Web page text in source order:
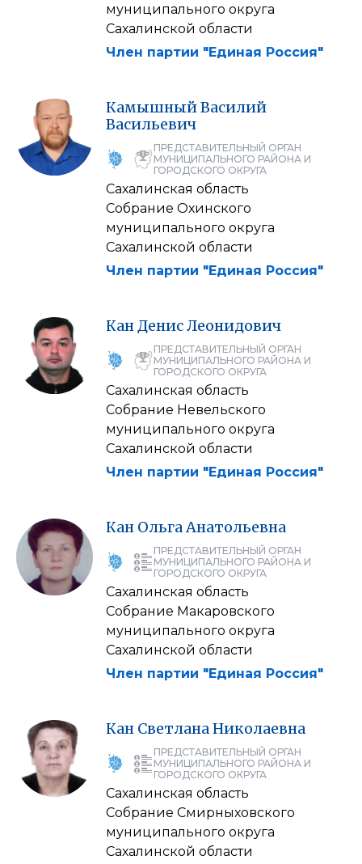
муниципального округа
Сахалинской области
Член партии "Единая Россия"
КамышныйВасилий
Васильевич
ПРЕДСТАВИТЕЛЬНЫЙ ОРГАН
МУНИЦИПАЛЬНОГО РАЙОНА И
ГОРОДСКОГО ОКРУГА
Сахалинская область
Собрание Охинского
муниципального округа
Сахалинской области
Член партии "Единая Россия"
Кан ДенисЛеонидович
ПРЕДСТАВИТЕЛЬНЫЙ ОРГАН
МУНИЦИПАЛЬНОГО РАЙОНА И
ГОРОДСКОГО ОКРУГА
Сахалинская область
Собрание Невельского
муниципального округа
Сахалинской области
Член партии "Единая Россия"
Кан Ольга Анатольевна
ПРЕДСТАВИТЕЛЬНЫЙ ОРГАН
МУНИЦИПАЛЬНОГО РАЙОНА И
ГОРОДСКОГО ОКРУГА
Сахалинская область
Собрание Макаровского
муниципального округа
Сахалинской области
Член партии "Единая Россия"
Кан Светлана Николаевна
ПРЕДСТАВИТЕЛЬНЫЙ ОРГАН
МУНИЦИПАЛЬНОГО РАЙОНА И
ГОРОДСКОГО ОКРУГА
Сахалинская область
Собрание Смирныховского
муниципального округа
Сахалинской области